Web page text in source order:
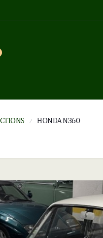
HONDA N360